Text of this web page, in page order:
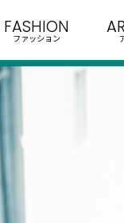
FASHION
ファッション